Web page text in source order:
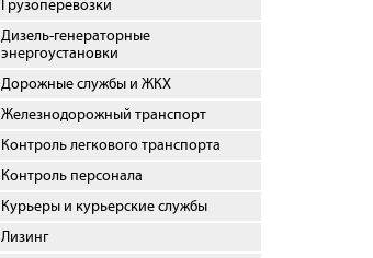
Грузоперевозки
Дизель-генераторные
энергоустановки
Дорожные службы и ЖКХ
Железнодорожный транспорт
Контроль легкового транспорта
Контроль персонала
Курьеры и курьерские службы
Лизинг